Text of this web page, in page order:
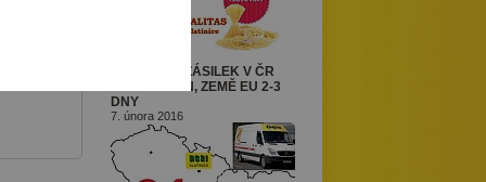
DORUČENÍ ZÁSILEK V ČR
DO 24 HODIN, ZEMĚ EU 2-3
DNY
7. února 2016